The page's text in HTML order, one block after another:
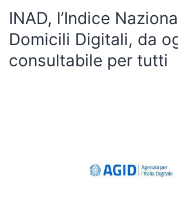
INAD, l’Indice
Domicili Digitali, da
consultabile per tutti